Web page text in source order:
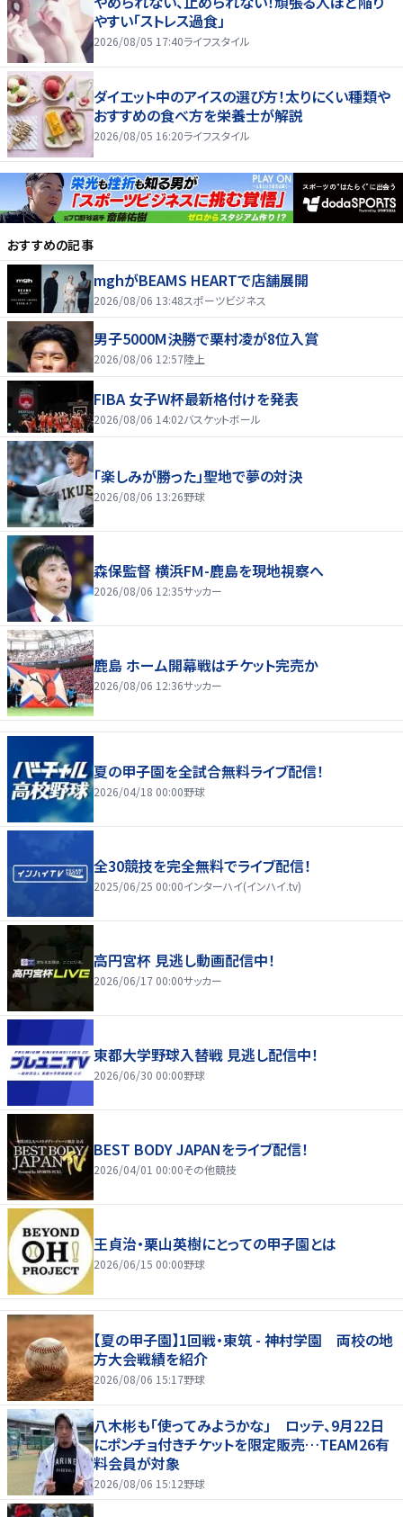
やすい「ストレス過食」
2026/08/05 17:40ライフスタイル
ダイエット中のアイスの選び方！太りにくい種類や
おすすめの食べ方を栄養士が解説
2026/08/05 16:20ライフスタイル
おすすめの記事
mghがBEAMS HEARTで店舗展開
2026/08/06 13:48スポーツビジネス
男子5000M決勝で栗村凌が8位入賞
2026/08/06 12:57陸上
FIBA 女子W杯最新格付けを発表
2026/08/06 14:02バスケットボール
「楽しみが勝った」聖地で夢の対決
2026/08/06 13:26野球
森保監督 横浜FM-鹿島を現地視察へ
2026/08/06 12:35サッカー
鹿島 ホーム開幕戦はチケット完売か
2026/08/06 12:36サッカー
夏の甲子園を全試合無料ライブ配信！
2026/04/18 00:00野球
全30競技を完全無料でライブ配信！
2025/06/25 00:00インターハイ(インハイ.tv)
高円宮杯 見逃し動画配信中！
2026/06/17 00:00サッカー
東都大学野球入替戦 見逃し配信中！
2026/06/30 00:00野球
BEST BODY JAPANをライブ配信！
2026/04/01 00:00その他競技
王貞治・栗山英樹にとっての甲子園とは
2026/06/15 00:00野球
【夏の甲子園】1回戦・東筑 - 神村学園 両校の地
方大会戦績を紹介
2026/08/06 15:17野球
八木彬も「使ってみようかな」 ロッテ、9月22日
にポンチョ付きチケットを限定販売…TEAM26有
料会員が対象
2026/08/06 15:12野球